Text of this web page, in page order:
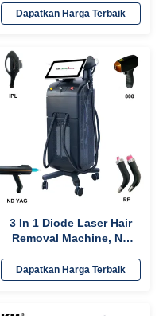
Rambut Laser 2400W
Dapatkan Harga Terbaik
3 In 1 Diode Laser Hair
Removal Machine, ND
Peremajaan Kulit
Dapatkan Harga Terbaik